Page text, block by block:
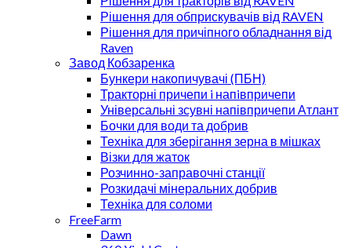
Рішення для обприскувачів від RAVEN
Рішення для причіпного обладнання від
Raven
Завод Кобзаренка
Бункери накопичувачі (ПБН)
Тракторні причепи i напiвпричепи
Універсальні зсувні напівпричепи Атлант
Бочки для води та добрив
Техніка для зберігання зерна в мішках
Візки для жаток
Розчинно-заправочні станції
Розкидачі мінеральних добрив
Техніка для соломи
FreeFarm
Dawn